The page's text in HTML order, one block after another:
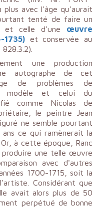
plus avec l'âge qu'aurait
tenté de faire un
et celle d'une œuvre
et conservée au
une production
autographe de cet
de problèmes de
modèle et celui du
comme Nicolas de
le peintre Jean
ne semble pourtant
ce qui ramènerait la
à cette époque, Ranc
une telle œuvre
avec d'autres
1700-1715, soit la
Considérant que
avait alors plus de 50
perpétué de bonne